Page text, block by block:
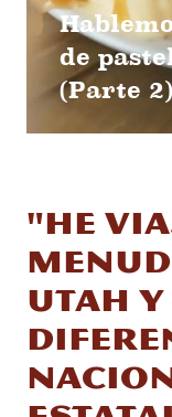
de
(Parte 2)
"He
Utah